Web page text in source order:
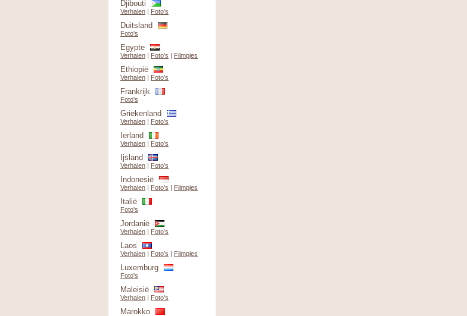
Djibouti
Verhalen | Foto's
Duitsland
Foto's
Egypte
Verhalen | Foto's | Filmpjes
Ethiopië
Verhalen | Foto's
Frankrijk
Foto's
Griekenland
Verhalen | Foto's
Ierland
Verhalen | Foto's
Ijsland
Verhalen | Foto's
Indonesië
Verhalen | Foto's | Filmpjes
Italië
Foto's
Jordanië
Verhalen | Foto's
Laos
Verhalen | Foto's | Filmpjes
Luxemburg
Foto's
Maleisië
Verhalen | Foto's
Marokko